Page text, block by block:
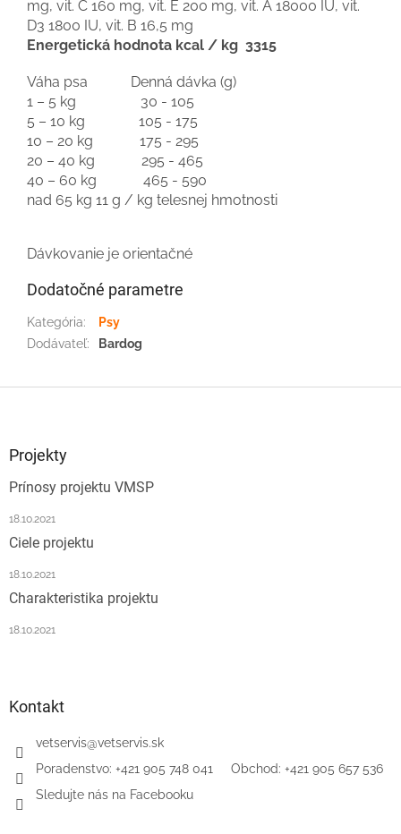
mg, vit. C 160 mg, vit. E 200 mg, vit. A 18000 IU, vit.
D3 1800 IU, vit. B 16,5 mg
Energetická hodnota kcal / kg 3315
Váha psa Denná dávka (g)
1 – 5 kg 30 - 105
5 – 10 kg 105 - 175
10 – 20 kg 175 - 295
20 – 40 kg 295 - 465
40 – 60 kg 465 - 590
nad 65 kg 11 g / kg telesnej hmotnosti
Dávkovanie je orientačné
Dodatočné parametre
Kategória:
Psy
Dodávateľ: Bardog
Projekty
Prínosy projektu VMSP
18.10.2021
Ciele projektu
18.10.2021
Charakteristika projektu
18.10.2021
Kontakt
vetservis@vetservis.sk
‎Poradenstvo: +421 905 748 041‏‏‎ ‎‏‏‎ ‎‏‏‎ ‎‏‏‎ ‎ Obchod: +421 905 657 536
Sledujte nás na Facebooku